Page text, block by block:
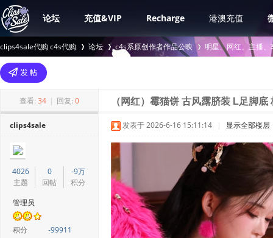
论坛 充值&VIP Recharge 港澳充值
clips4sale代购 c4s代购
>
论坛 c4s系原创作者作品公映
›
明星、网红、主播
查看: 34 | 回复: 0 （网红）霉猫饼 古风露脐装 L足脚底
clips4sale
4026
主题
0
回帖
-9万
积分
管理员
积分
-99911
发表于 2026-6-16 15:11:14 | 显示全部楼层